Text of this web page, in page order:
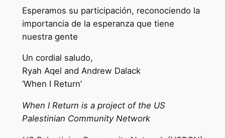
Esperamos su participación, reconociendo la
importancia de la esperanza que tiene
nuestra gente
Un cordial saludo,
Ryah Aqel and Andrew Dalack
‘When I Return’
When I Return is a project of the US
Palestinian Community Network